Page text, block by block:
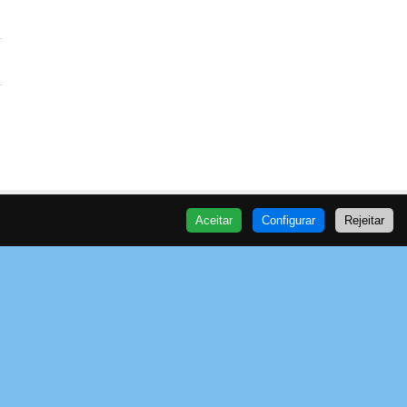
VOA
Aceitar Configurar Rejeitar